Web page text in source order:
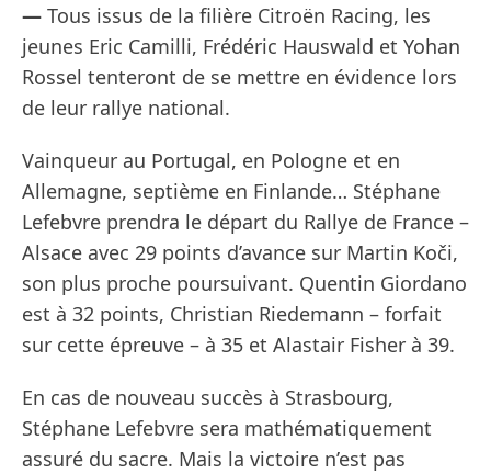
— Tous issus de la filière Citroën Racing, les
jeunes Eric Camilli, Frédéric Hauswald et Yohan
Rossel tenteront de se mettre en évidence lors
de leur rallye national.
Vainqueur au Portugal, en Pologne et en
Allemagne, septième en Finlande… Stéphane
Lefebvre prendra le départ du Rallye de France –
Alsace avec 29 points d’avance sur Martin Koči,
son plus proche poursuivant. Quentin Giordano
est à 32 points, Christian Riedemann – forfait
sur cette épreuve – à 35 et Alastair Fisher à 39.
En cas de nouveau succès à Strasbourg,
Stéphane Lefebvre sera mathématiquement
assuré du sacre. Mais la victoire n’est pas